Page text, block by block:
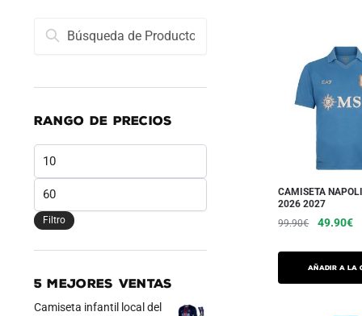
CAMISETA
2026 2027
99.90€
El
49.90€El
es:
Añadir a la
Este
producto
Buscar:
Búsqueda
RANGO DE PRECIOS
máximo
Filtro
5 MEJORES VENTAS
Camiseta infantil local del